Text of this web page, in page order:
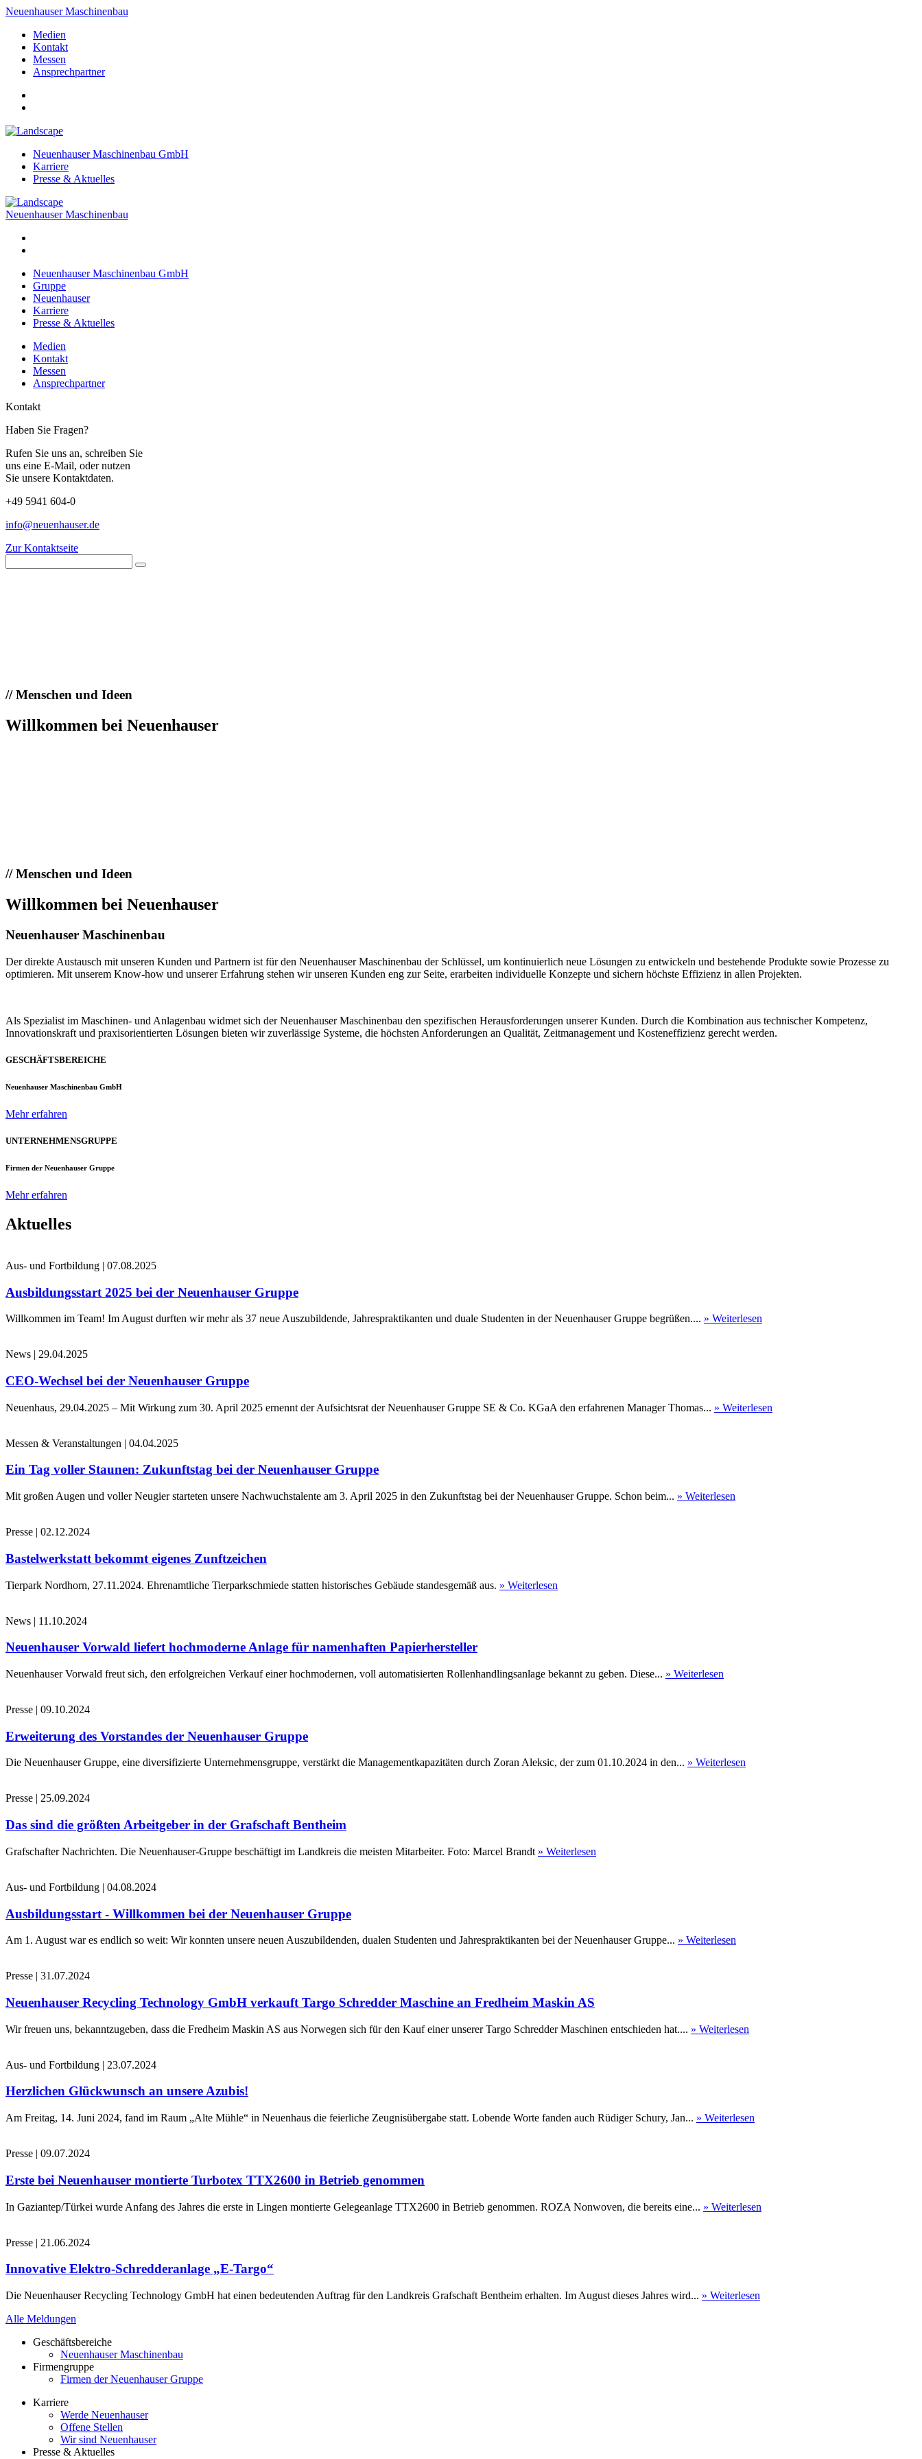
Neuenhauser Maschinenbau
Medien
Kontakt
Messen
Ansprechpartner
Neuenhauser Maschinenbau GmbH
Karriere
Presse & Aktuelles
Neuenhauser Maschinenbau
Neuenhauser Maschinenbau GmbH
Gruppe
Neuenhauser
Karriere
Presse & Aktuelles
Medien
Kontakt
Messen
Ansprechpartner
Kontakt
Haben Sie Fragen?
Rufen Sie uns an, schreiben Sie
uns eine E-Mail, oder nutzen
Sie unsere Kontaktdaten.
+49 5941 604-0
info@neuenhauser.de
Zur Kontaktseite
//Menschen und Ideen
Willkommen bei Neuenhauser
//Menschen und Ideen
Willkommen bei Neuenhauser
Neuenhauser Maschinenbau
Der direkte Austausch mit unseren Kunden und Partnern ist für den Neuenhauser Maschinenbau der Schlüssel, um kontinuierlich neue Lösungen zu entwickeln und bestehende Produkte sowie Prozesse zu
optimieren. Mit unserem Know-how und unserer Erfahrung stehen wir unseren Kunden eng zur Seite, erarbeiten individuelle Konzepte und sichern höchste Effizienz in allen Projekten.
Als Spezialist im Maschinen- und Anlagenbau widmet sich der Neuenhauser Maschinenbau den spezifischen Herausforderungen unserer Kunden. Durch die Kombination aus technischer Kompetenz,
Innovationskraft und praxisorientierten Lösungen bieten wir zuverlässige Systeme, die höchsten Anforderungen an Qualität, Zeitmanagement und Kosteneffizienz gerecht werden.
GESCHÄFTSBEREICHE
Neuenhauser Maschinenbau GmbH
Mehr erfahren
UNTERNEHMENSGRUPPE
Firmen der Neuenhauser Gruppe
Mehr erfahren
Aktuelles
Aus- und Fortbildung | 07.08.2025
Ausbildungsstart 2025 bei der Neuenhauser Gruppe
Willkommen im Team! Im August durften wir mehr als 37 neue Auszubildende, Jahrespraktikanten und duale Studenten in der Neuenhauser Gruppe begrüßen.... » Weiterlesen
News | 29.04.2025
CEO-Wechsel bei der Neuenhauser Gruppe
Neuenhaus, 29.04.2025 – Mit Wirkung zum 30. April 2025 ernennt der Aufsichtsrat der Neuenhauser Gruppe SE & Co. KGaA den erfahrenen Manager Thomas... » Weiterlesen
Messen & Veranstaltungen | 04.04.2025
Ein Tag voller Staunen: Zukunftstag bei der Neuenhauser Gruppe
Mit großen Augen und voller Neugier starteten unsere Nachwuchstalente am 3. April 2025 in den Zukunftstag bei der Neuenhauser Gruppe. Schon beim... » Weiterlesen
Presse | 02.12.2024
Bastelwerkstatt bekommt eigenes Zunftzeichen
Tierpark Nordhorn, 27.11.2024. Ehrenamtliche Tierparkschmiede statten historisches Gebäude standesgemäß aus. » Weiterlesen
News | 11.10.2024
Neuenhauser Vorwald liefert hochmoderne Anlage für namenhaften Papierhersteller
Neuenhauser Vorwald freut sich, den erfolgreichen Verkauf einer hochmodernen, voll automatisierten Rollenhandlingsanlage bekannt zu geben. Diese... » Weiterlesen
Presse | 09.10.2024
Erweiterung des Vorstandes der Neuenhauser Gruppe
Die Neuenhauser Gruppe, eine diversifizierte Unternehmensgruppe, verstärkt die Managementkapazitäten durch Zoran Aleksic, der zum 01.10.2024 in den... » Weiterlesen
Presse | 25.09.2024
Das sind die größten Arbeitgeber in der Grafschaft Bentheim
Grafschafter Nachrichten. Die Neuenhauser-Gruppe beschäftigt im Landkreis die meisten Mitarbeiter. Foto: Marcel Brandt » Weiterlesen
Aus- und Fortbildung | 04.08.2024
Ausbildungsstart - Willkommen bei der Neuenhauser Gruppe
Am 1. August war es endlich so weit: Wir konnten unsere neuen Auszubildenden, dualen Studenten und Jahrespraktikanten bei der Neuenhauser Gruppe... » Weiterlesen
Presse | 31.07.2024
Neuenhauser Recycling Technology GmbH verkauft Targo Schredder Maschine an Fredheim Maskin AS
Wir freuen uns, bekanntzugeben, dass die Fredheim Maskin AS aus Norwegen sich für den Kauf einer unserer Targo Schredder Maschinen entschieden hat.... » Weiterlesen
Aus- und Fortbildung | 23.07.2024
Herzlichen Glückwunsch an unsere Azubis!
Am Freitag, 14. Juni 2024, fand im Raum „Alte Mühle“ in Neuenhaus die feierliche Zeugnisübergabe statt. Lobende Worte fanden auch Rüdiger Schury, Jan... » Weiterlesen
Presse | 09.07.2024
Erste bei Neuenhauser montierte Turbotex TTX2600 in Betrieb genommen
In Gaziantep/Türkei wurde Anfang des Jahres die erste in Lingen montierte Gelegeanlage TTX2600 in Betrieb genommen. ROZA Nonwoven, die bereits eine... » Weiterlesen
Presse | 21.06.2024
Innovative Elektro-Schredderanlage „E-Targo“
Die Neuenhauser Recycling Technology GmbH hat einen bedeutenden Auftrag für den Landkreis Grafschaft Bentheim erhalten. Im August dieses Jahres wird... » Weiterlesen
Alle Meldungen
Geschäftsbereiche
Neuenhauser Maschinenbau
Firmengruppe
Firmen der Neuenhauser Gruppe
Karriere
Werde Neuenhauser
Offene Stellen
Wir sind Neuenhauser
Presse & Aktuelles